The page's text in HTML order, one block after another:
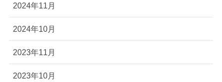
2024年11月
2024年10月
2023年11月
2023年10月